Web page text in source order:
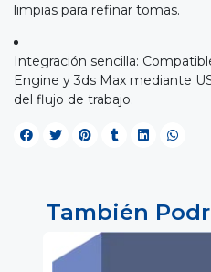
limpias para refinar tomas.
Integración sencilla:
Engine y 3ds Max mediante
del flujo de trabajo.
También